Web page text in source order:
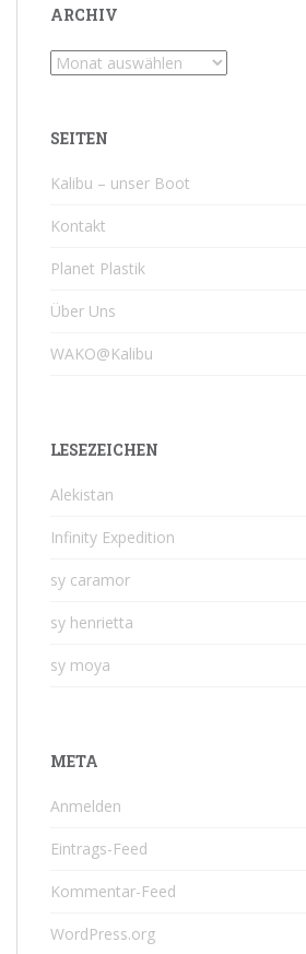
ARCHIV
Archiv
SEITEN
Kalibu – unser Boot
Kontakt
Planet Plastik
Über Uns
WAKO@Kalibu
LESEZEICHEN
Alekistan
Infinity Expedition
sy caramor
sy henrietta
sy moya
META
Anmelden
Eintrags-Feed
Kommentar-Feed
WordPress.org